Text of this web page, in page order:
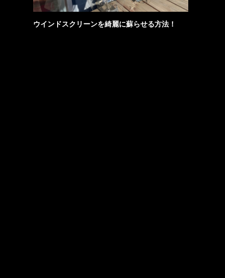
ウインドスクリーンを綺麗に蘇らせる方法！